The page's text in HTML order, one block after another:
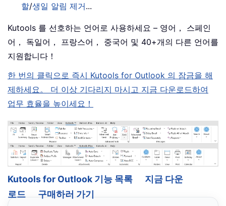
할/생일 알림 제거...
Kutools 를 선호하는 언어로 사용하세요 – 영어， 스페인
어， 독일어， 프랑스어， 중국어 및 40+개의 다른 언어를
지원합니다！
한 번의 클릭으로 즉시 Kutools for Outlook 의 잠금을 해
제하세요。 더 이상 기다리지 마시고 지금 다운로드하여
업무 효율을 높이세요！
Kutools for Outlook 기능 목록
지금 다운
로드
구매하러 가기